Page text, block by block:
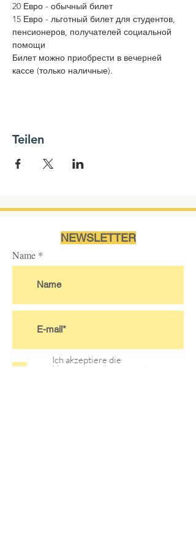
20 Евро - обычный билет
15 Евро - льготный билет для студентов,
пенсионеров, получателей социальной
помощи
Билет можно приобрести в вечерней
кассе (только наличные).
Teilen
NEWSLETTER
Name
Ich akzeptiere die
Nutzungsbedingungen des